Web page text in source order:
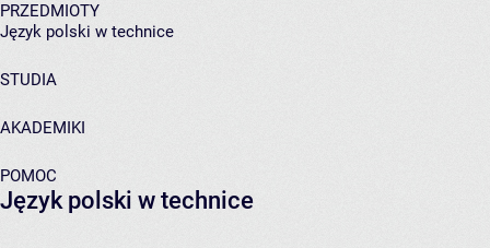
PRZEDMIOTY
Język polski w technice
STUDIA
AKADEMIKI
POMOC
Język polski w technice